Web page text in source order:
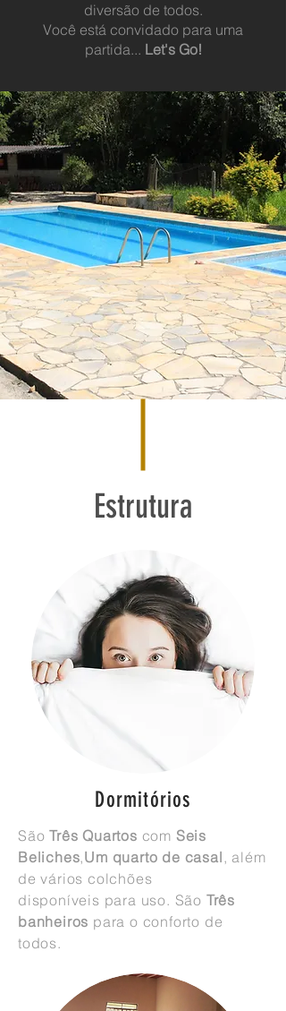
diversão de todos.
Você está convidado para uma
partida... Let's Go!
Estrutura
Dormitórios
SãoTrês Quartos com Seis
Beliches,Um quarto de casal, além
de vários colchões
disponíveis para uso. São Três
banheiros para o conforto de
todos.